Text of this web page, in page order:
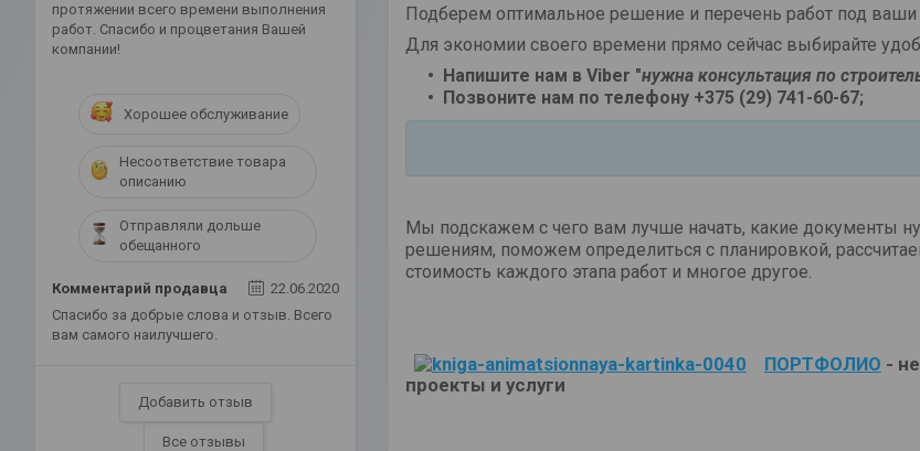
Подберем оптимальное решение и перечень работ под
Для экономии своего времени прямо сейчас выбирайте
Напишите нам в Viber "нужна консультация по
Позвоните нам по телефону +375 (29) 741-60-67;
Мы подскажем с чего вам лучше начать, какие документы
решениям, поможем определиться с планировкой,
стоимость каждого этапа работ и многое другое.
ПОРТФОЛИО -
проекты и услуги
протяжении всего времени выполнения
работ. Спасибо и процветания Вашей
компании!
Хорошее обслуживание
Несоответствие товара
описанию
Отправляли дольше
обещанного
Комментарий продавца
22.06.2020
Спасибо за добрые слова и отзыв. Всего
вам самого наилучшего.
Добавить отзыв
Все отзывы